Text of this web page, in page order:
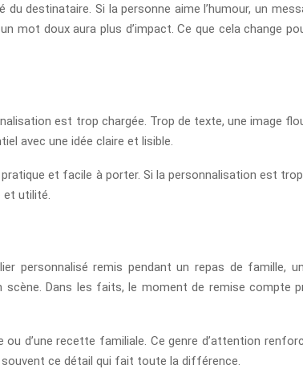
destinataire. Si la personne aime l’humour, un
mot doux aura plus d’impact. Ce que cela change
est trop chargée. Trop de texte, une image
avec une idée claire et lisible.
et facile à porter. Si la personnalisation est
utilité.
personnalisé remis pendant un repas de famille,
Dans les faits, le moment de remise compte
d’une recette familiale. Ce genre d’attention
souvent ce détail qui fait toute la différence.